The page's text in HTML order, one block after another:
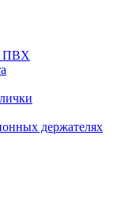
ПВХ
держателях